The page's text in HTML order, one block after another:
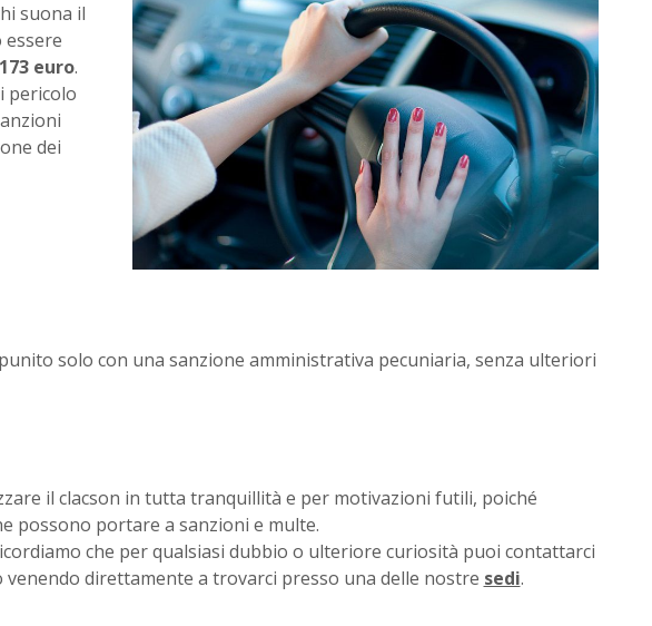
suona il
essere
euro.
pericolo
dei
solo con una sanzione amministrativa pecuniaria, senza ulteriori
il clacson in tutta tranquillità e per motivazioni futili, poiché
possono portare a sanzioni e multe.
che per qualsiasi dubbio o ulteriore curiosità puoi contattarci
venendo direttamente a trovarci presso una delle nostre sedi.